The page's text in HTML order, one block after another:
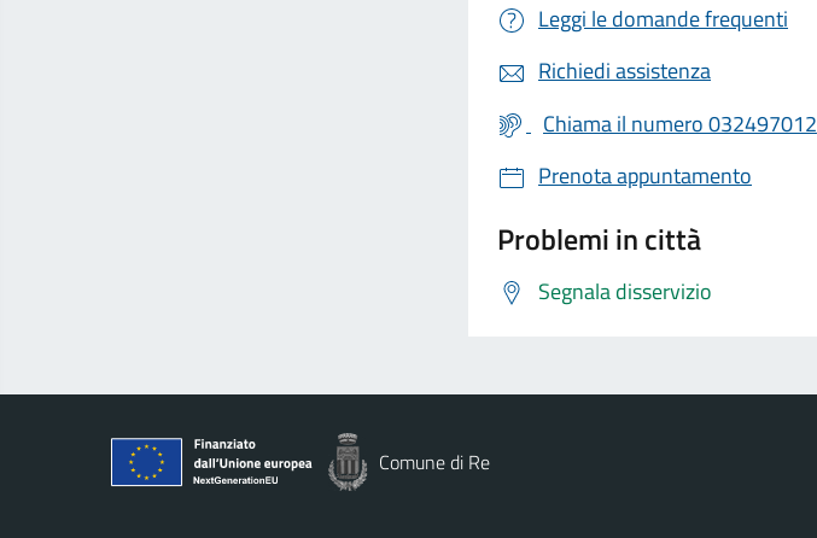
Leggi le domande frequenti
Richiedi assistenza
Chiama il numero 032497012
Prenota appuntamento
Problemi in città
Segnala disservizio
Comune di Re